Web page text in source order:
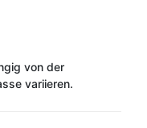
von der
variieren.